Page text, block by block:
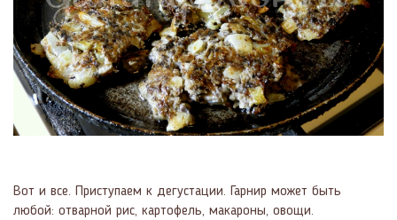
Вот и все. Приступаем к дегустации. Гарнир может быть
любой: отварной рис, картофель, макароны, овощи.